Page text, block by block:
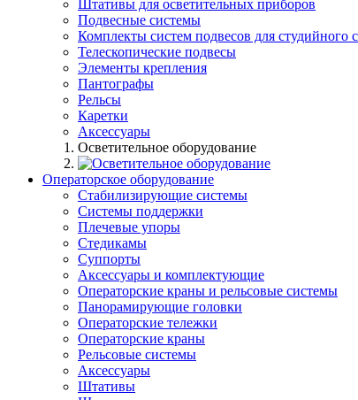
Штативы для осветительных приборов
Подвесные системы
Комплекты систем подвесов для студийного
Телескопические подвесы
Элементы крепления
Пантографы
Рельсы
Каретки
Аксессуары
Осветительное оборудование
Операторское оборудование
Стабилизирующие системы
Системы поддержки
Плечевые упоры
Стедикамы
Суппорты
Аксессуары и комплектующие
Операторские краны и рельсовые системы
Панорамирующие головки
Операторские тележки
Операторские краны
Рельсовые системы
Аксессуары
Штативы